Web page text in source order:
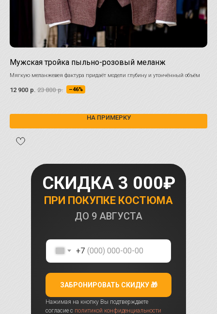
Мужская тройка пыльно-розовый меланж
Мягкую меланжевея фактура придаёт модели глубину и утончённый объём
12 900 р. 23 800 р. –46%
НА ПРИМЕРКУ
ПРИ ПОКУПКЕ КОСТЮМА
СКИДКА 3 000₽
ДО 9 АВГУСТА
+7
ЗАБРОНИРОВАТЬ СКИДКУ 🎁
Нажимая на кнопку Вы подтверждаете
согласие с политикой конфиденциальности